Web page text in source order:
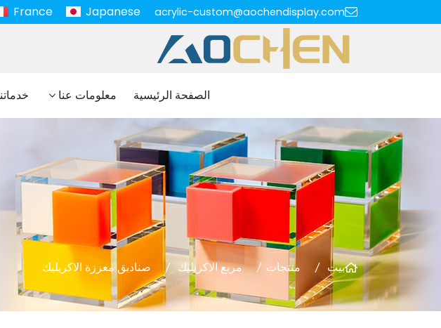
acrylic-custom@aochendisplay.com
France Japanese
الصفحة الرئيسية معلومات عنا
بيت منتجات مربع الاكريليك صناديق معززة الاكريليك